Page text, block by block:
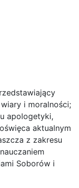
i moralności;
apologetyki,
aktualnym
z zakresu
Soborów i